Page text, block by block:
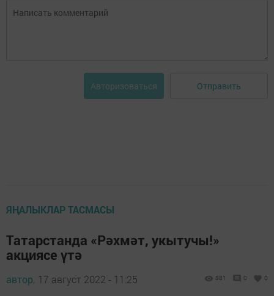
Авторизоваться Отправить
ЯҢАЛЫКЛАР ТАСМАСЫ
Татарстанда «Рәхмәт, укытучы!»
акциясе үтә
автор, 17 август 2022 - 11:25 881 0 0